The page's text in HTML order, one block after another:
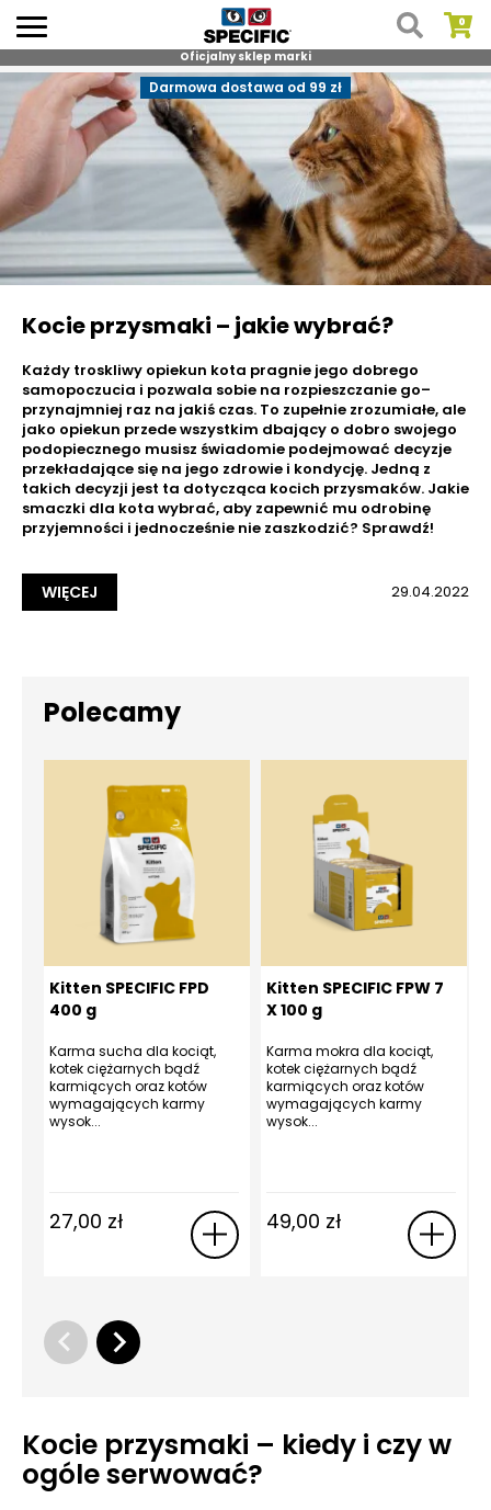
Skip
to
content
Oficjalny sklep marki
Darmowa dostawa od 99 zł
Kocie przysmaki – jakie wybrać?
Każdy troskliwy opiekun kota pragnie jego dobrego
samopoczucia i pozwala sobie na rozpieszczanie go–
przynajmniej raz na jakiś czas. To zupełnie zrozumiałe, ale
jako opiekun przede wszystkim dbający o dobro swojego
podopiecznego musisz świadomie podejmować decyzje
przekładające się na jego zdrowie i kondycję. Jedną z
takich decyzji jest ta dotycząca kocich przysmaków. Jakie
smaczki dla kota wybrać, aby zapewnić mu odrobinę
przyjemności i jednocześnie nie zaszkodzić? Sprawdź!
WIĘCEJ 29.04.2022
Polecamy
Kitten SPECIFIC FPD
400 g
Karma sucha dla kociąt,
kotek ciężarnych bądź
karmiących oraz kotów
wymagających karmy
wysok...
27,00 zł
Kitten SPECIFIC FPW 7
X 100 g
Karma mokra dla kociąt,
kotek ciężarnych bądź
karmiących oraz kotów
wymagających karmy
wysok...
49,00 zł
Kocie przysmaki – kiedy i czy w
ogóle serwować?